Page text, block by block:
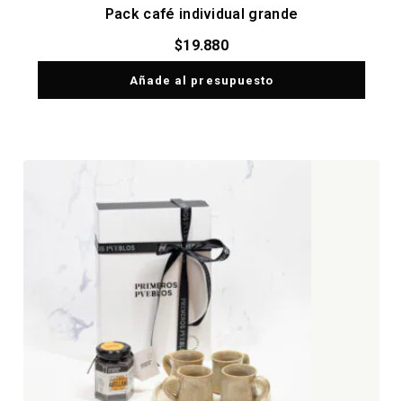
Pack café individual grande
$19.880
Añade al presupuesto